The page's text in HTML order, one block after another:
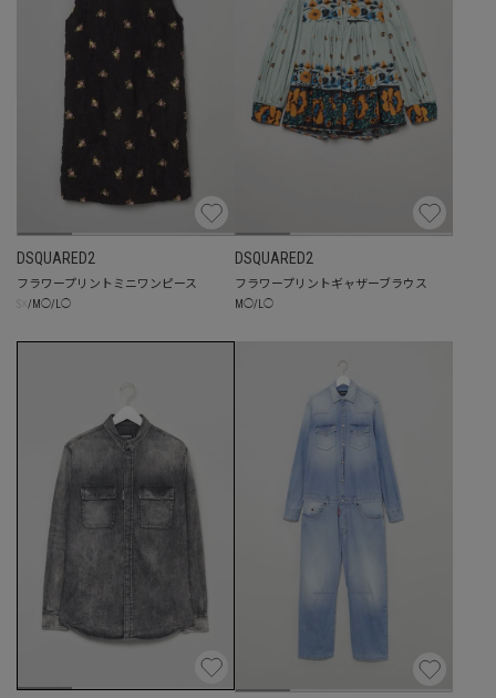
DSQUARED2
フラワープリントミニワンピース
/ M ◯/ ◯
DSQUARED2
フラワープリントギャザーブラウス
M ◯/ ◯